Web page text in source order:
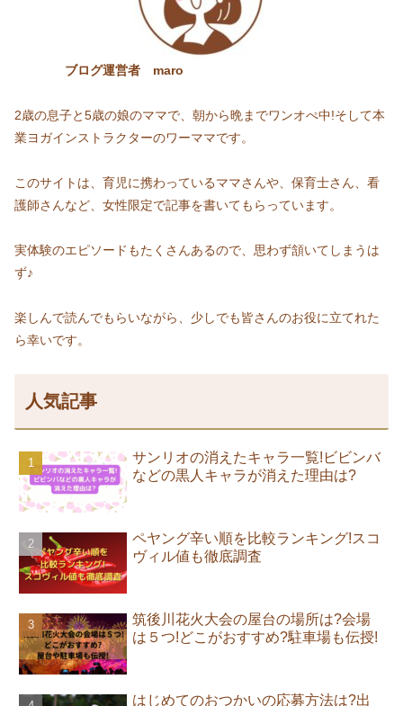
ブログ運営者 maro
2歳の息子と5歳の娘のママで、朝から晩までワンオぺ中!そして本
業ヨガインストラクターのワーママです。
このサイトは、育児に携わっているママさんや、保育士さん、看
護師さんなど、女性限定で記事を書いてもらっています。
実体験のエピソードもたくさんあるので、思わず頷いてしまうは
ず♪
楽しんで読んでもらいながら、少しでも皆さんのお役に立てれた
ら幸いです。
人気記事
サンリオの消えたキャラ一覧!ビビンバ
などの黒人キャラが消えた理由は?
ペヤング辛い順を比較ランキング!スコ
ヴィル値も徹底調査
筑後川花火大会の屋台の場所は?会場
は５つ!どこがおすすめ?駐車場も伝授!
はじめてのおつかいの応募方法は?出